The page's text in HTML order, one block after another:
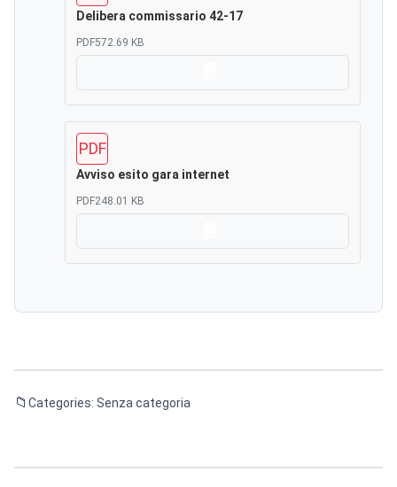
Delibera commissario 42-17
PDF572.69 KB
PDF
Avviso esito gara internet
PDF248.01 KB
Categories: Senza categoria